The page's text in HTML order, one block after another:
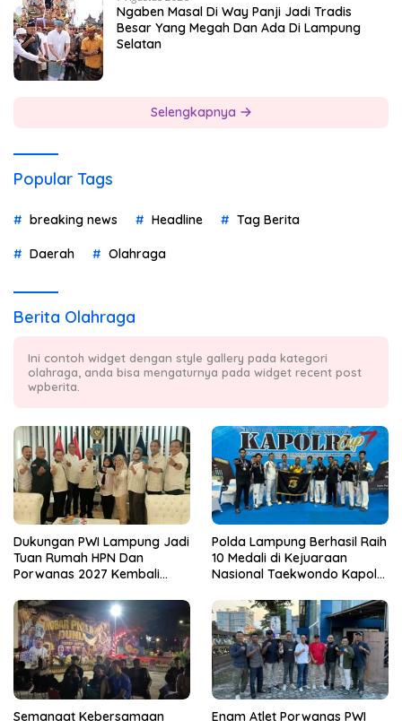
Ngaben Masal Di Way Panji Jadi Tradis
Besar Yang Megah Dan Ada Di Lampung
Selatan
Selengkapnya
Popular Tags
breaking news Headline Tag Berita
Daerah Olahraga
Berita Olahraga
Ini contoh widget dengan style gallery pada kategori
olahraga, anda bisa mengaturnya pada widget recent post
wpberita.
Dukungan PWI Lampung Jadi
Tuan Rumah HPN Dan
Porwanas 2027 Kembali
Pol.Rudi Setiawan
Polda Lampung Berhasil Raih
10 Medali di Kejuaraan
Nasional Taekwondo Kapolri
Semangat Kebersamaan
Enam Atlet Porwanas PWI